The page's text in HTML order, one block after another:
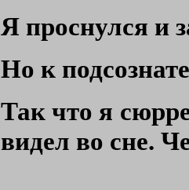
Я проснулся и
Но к
Так что я
видел во сне.